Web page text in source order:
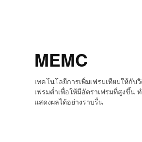
MEMC
เทคโนโลยีการเพิ่มเฟรมเทียมให้กับ
เฟรมต่ำเพื่อให้มีอัตราเฟรมที่สูงขึ้น
แสดงผลได้อย่างราบรื่น